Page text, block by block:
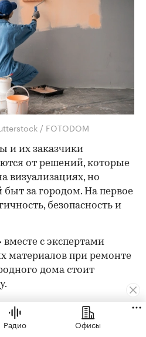
/ FOTODOM
и их заказчики
от решений, которые
визуализациях, но
за городом. На первое
безопасность и
с экспертами
материалов при ремонте
дома стоит
и дерево
отказаться при
Радио Офисы